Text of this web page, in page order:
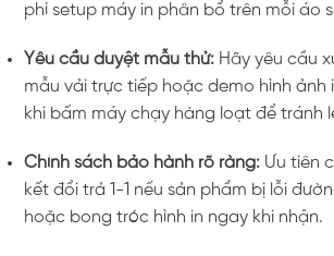
phí setup máy in phân bổ trên mỗi áo
Yêu cầu duyệt mẫu thử: Hãy yêu cầu
mẫu vải trực tiếp hoặc demo hình ảnh
khi bấm máy chạy hàng loạt để tránh
Chính sách bảo hành rõ ràng: Ưu tiên
kết đổi trả 1-1 nếu sản phẩm bị lỗi
hoặc bong tróc hình in ngay khi nhận.